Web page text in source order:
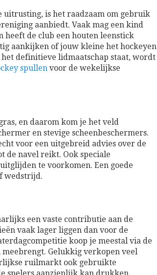
is het raadzaam om gebruik
aanbiedt. Vaak mag een kind
de club een houten leenstick
aankijken of jouw kleine het hockeyen
definitieve lidmaatschap staat, wordt
spullen voor de wekelijkse
en daarom kom je het veld
en stevige scheenbeschermers.
voor een uitgebreid advies over de
de navel reikt. Ook speciale
te voorkomen. Een goede
wedstrijd.
een vaste contributie aan de
vaak lager liggen dan voor de
koop je meestal via de
Gelukkig verkopen veel
ruilmarkt ook gebruikte